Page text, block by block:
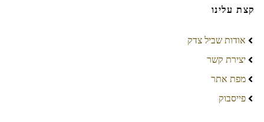
קצת עלינו
אודות שביל צדק
יצירת קשר
מפת אתר
פייסבוק